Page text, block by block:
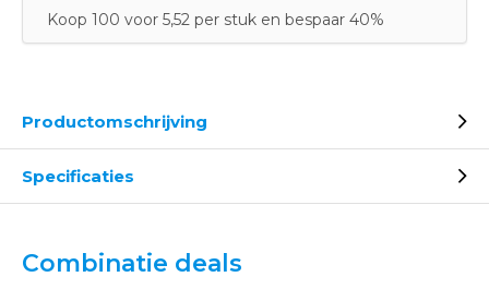
Koop 100 voor 5,52 per stuk en bespaar 40%
Productomschrijving
Specificaties
Combinatie deals